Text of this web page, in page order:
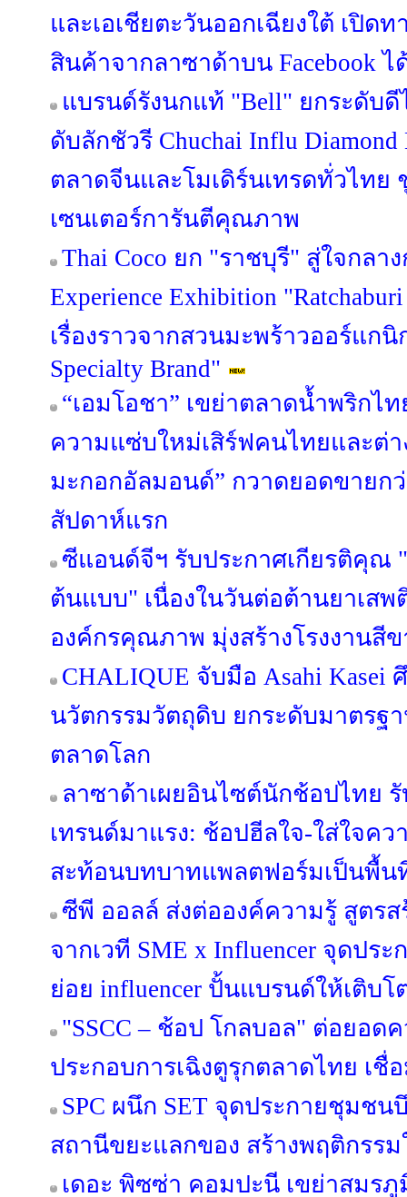
และเอเชียตะวันออกเฉียงใต้ เปิดท
สินค้าจากลาซาด้าบน Facebook
แบรนด์รังนกแท้ "Bell" ยกระดับ
ดับลักชัวรี Chuchai Influ
ตลาดจีนและโมเดิร์นเทรดทั่วไทย
เซนเตอร์การันตีคุณภาพ
Thai Coco ยก "ราชบุรี" สู่ใจกลาง
Experience Exhibition
เรื่องราวจากสวนมะพร้าวออร์แกนิ
Specialty Brand"
“เอมโอชา” เขย่าตลาดน้ำพริกไ
ความแซ่บใหม่เสิร์ฟคนไทยและต่
มะกอกอัลมอนด์” กวาดยอดขายกว่
สัปดาห์แรก
ซีแอนด์จีฯ รับประกาศเกียรติคุณ
ต้นแบบ" เนื่องในวันต่อต้านยาเสพ
องค์กรคุณภาพ มุ่งสร้างโรงงานสี
CHALIQUE จับมือ Asahi Kasei
นวัตกรรมวัตถุดิบ ยกระดับมาตรฐ
ตลาดโลก
ลาซาด้าเผยอินไซต์นักช้อปไทย รั
เทรนด์มาแรง: ช้อปฮีลใจ-ใส่ใจค
สะท้อนบทบาทแพลตฟอร์มเป็นพื้น
ซีพี ออลล์ ส่งต่อองค์ความรู้ สูตร
จากเวที SME x Influencer จุดปร
ย่อย influencer ปั้นแบรนด์ให้เติบโ
"SSCC – ช้อป โกลบอล" ต่อยอด
ประกอบการเฉิงตูรุกตลาดไทย เชื่
SPC ผนึก SET จุดประกายชุมช
สถานีขยะแลกของ สร้างพฤติกรร
เดอะ พิซซ่า คอมปะนี เขย่าสมรภู